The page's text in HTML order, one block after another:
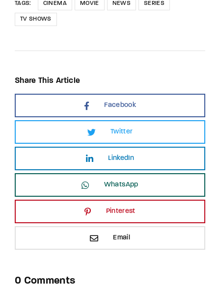
TAGS: CINEMA MOVIE NEWS SERIES
TV SHOWS
Share This Article
Facebook
Twitter
LinkedIn
WhatsApp
Pinterest
Email
0 Comments